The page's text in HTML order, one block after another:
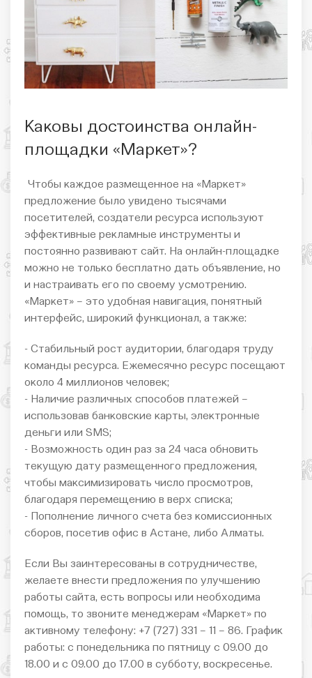
Каковы достоинства онлайн-
площадки «Маркет»?
Чтобы каждое размещенное на «Маркет»
предложение было увидено тысячами
посетителей, создатели ресурса используют
эффективные рекламные инструменты и
постоянно развивают сайт. На онлайн-площадке
можно не только бесплатно дать объявление, но
и настраивать его по своему усмотрению.
«Маркет» – это удобная навигация, понятный
интерфейс, широкий функционал, а также:
- Стабильный рост аудитории, благодаря труду
команды ресурса. Ежемесячно ресурс посещают
около 4 миллионов человек;
- Наличие различных способов платежей –
использовав банковские карты, электронные
деньги или SMS;
- Возможность один раз за 24 часа обновить
текущую дату размещенного предложения,
чтобы максимизировать число просмотров,
благодаря перемещению в верх списка;
- Пополнение личного счета без комиссионных
сборов, посетив офис в Астане, либо Алматы.
Если Вы заинтересованы в сотрудничестве,
желаете внести предложения по улучшению
работы сайта, есть вопросы или необходима
помощь, то звоните менеджерам «Маркет» по
активному телефону: +7 (727) 331 – 11 – 86. График
работы: с понедельника по пятницу с 09.00 до
18.00 и с 09.00 до 17.00 в субботу, воскресенье.